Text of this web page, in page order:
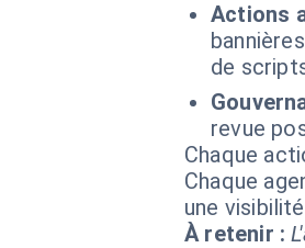
Actions
de
revue
Chaque
Chaque
une
À retenir :